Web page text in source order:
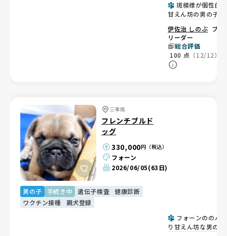
斑模様が個性的な
甘えん坊の男の子🐶
伊佐治 しのぶ ブ
リーダー
総合評価
100 点 （12/12）
三重県
フレンチブルド
ッグ
330,000円（税込）
フォーン
2026/06/05(63日)
男の子 手続き中 遺伝子検査
健康診断
ワクチン接種
親犬登録
フォーンののんび
り甘えん坊な男の子